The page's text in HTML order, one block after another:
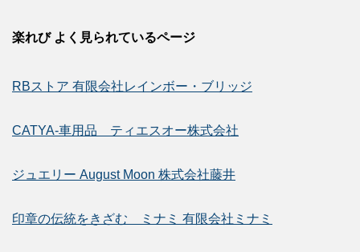
楽れび よく見られているページ
RBストア 有限会社レインボー・ブリッジ
CATYA-車用品 ティエスオー株式会社
ジュエリー August Moon 株式会社藤井
印章の伝統をきざむ ミナミ 有限会社ミナミ